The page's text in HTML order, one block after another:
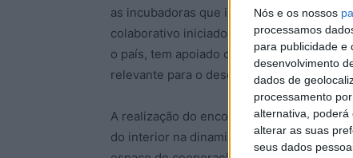
Nós e os nossos
processamos
para publicidade e
desenvolvimento
dados de
processamento
alternativa,
alterar as suas
seus dados
as incubadoras que integram a Rede de
colaborativo iniciado em 2023. A rede,
o país, tem apoiado centenas de projetos
relevante para o desenvolvimento do
A realização do encontro em Castelo
do interior na dinamização do